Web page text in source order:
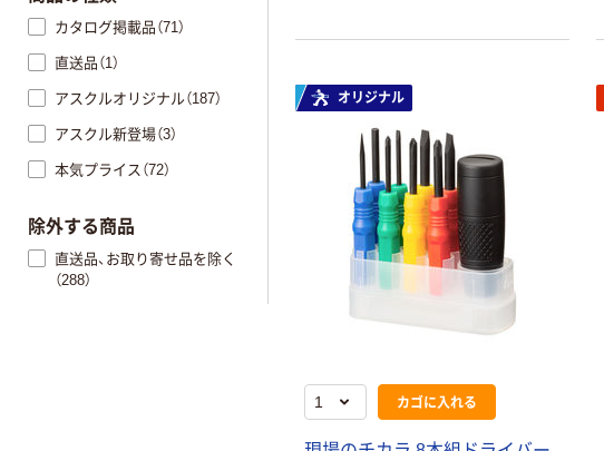
オリジナル
カゴに入れる
カタログ掲載品（71）
直送品（1）
アスクルオリジナル（187）
アスクル新登場（3）
本気プライス（72）
除外する商品
直送品、お取り寄せ品を除く
（288）